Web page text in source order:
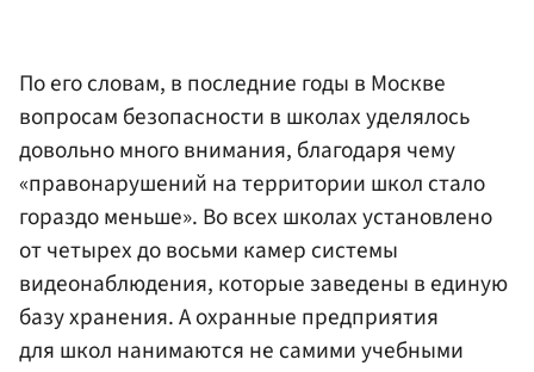
По его словам, в последние годы в Москве
вопросам безопасности в школах уделялось
довольно много внимания, благодаря чему
«правонарушений на территории школ стало
гораздо меньше». Во всех школах установлено
от четырех до восьми камер системы
видеонаблюдения, которые заведены в единую
базу хранения. А охранные предприятия
для школ нанимаются не самими учебными